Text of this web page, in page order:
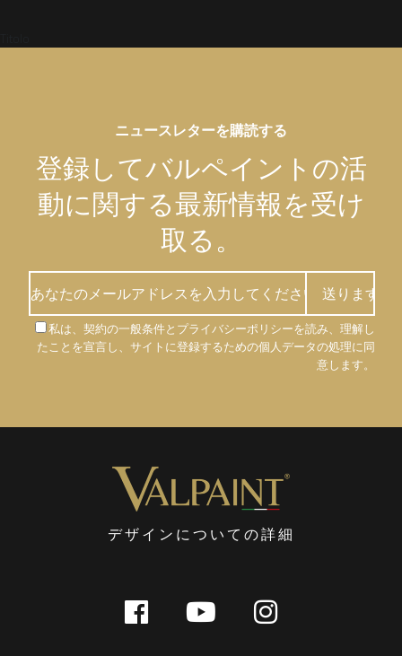
ニュースレターを購読する
登録してバルペイントの活
動に関する最新情報を受け
取る。
私は、契約の一般条件とプライバシーポリシーを読み、理解し
たことを宣言し、サイトに登録するための個人データの処理に同
意します。
デザインについての詳細